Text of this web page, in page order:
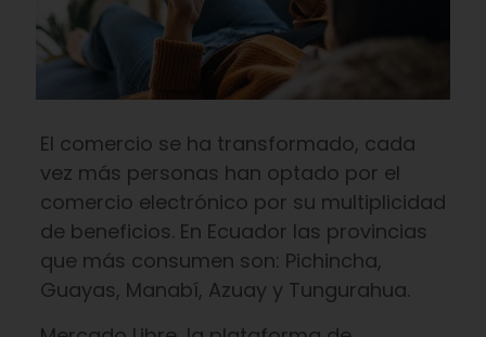
El comercio se ha transformado, cada
vez más personas han optado por el
comercio electrónico por su multiplicidad
de beneficios. En Ecuador las provincias
que más consumen son: Pichincha,
Guayas, Manabí, Azuay y Tungurahua.